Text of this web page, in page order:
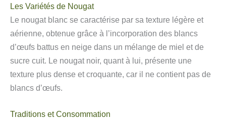
Les Variétés de Nougat
Le nougat blanc se caractérise par sa texture légère et
aérienne, obtenue grâce à l’incorporation des blancs
d’œufs battus en neige dans un mélange de miel et de
sucre cuit. Le nougat noir, quant à lui, présente une
texture plus dense et croquante, car il ne contient pas de
blancs d’œufs.
Traditions et Consommation